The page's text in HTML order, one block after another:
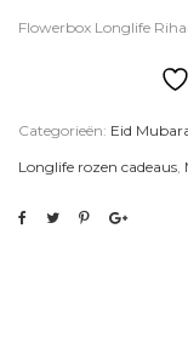
Flowerbox Longlife
Categorieën: Eid
Longlife rozen cadeaus,